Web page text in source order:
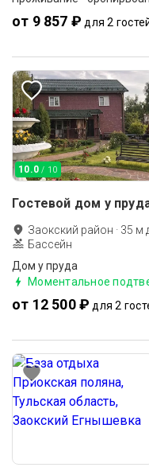
от 9 857 ₽ для 2
10.0 / 10
Гостевой дом у
Заокский район · 35 м
Бассейн
Дом у пруда
Моментальное
от 12 500 ₽ для 2